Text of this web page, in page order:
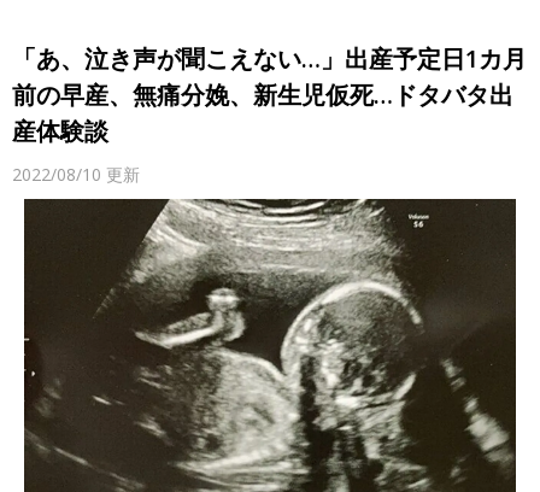
「あ、泣き声が聞こえない…」出産予定日1カ月
前の早産、無痛分娩、新生児仮死…ドタバタ出
産体験談
2022/08/10 更新